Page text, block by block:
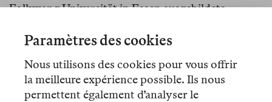
Folkwang Universität in Essen ausgebildete
Stadtlandschaften in Liwan, China, beschäftigt,
und Spielhallen in Berlin-Neukölln. Sie lebt auf
Bornholm, Dänemark.
Paramètres des cookies
Nous utilisons des cookies pour vous offrir
la meilleure expérience possible. Ils nous
permettent également d’analyser le